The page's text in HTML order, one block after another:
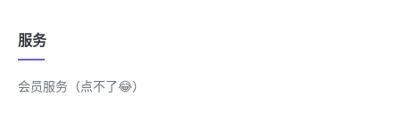
能不能疯癫
服务
会员服务（点不了😂）